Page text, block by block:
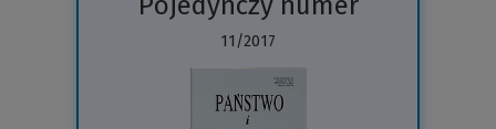
11/2017